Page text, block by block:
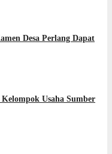
Desa Perlang Dapat
Usaha Sumber